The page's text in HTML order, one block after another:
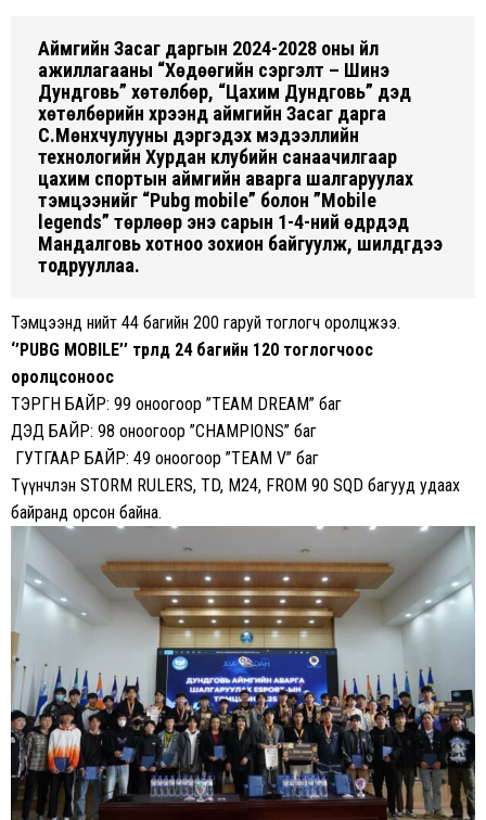
Аймгийн Засаг даргын 2024-2028 оны үйл
ажиллагааны “Хөдөөгийн сэргэлт – Шинэ
Дундговь” хөтөлбөр, “Цахим Дундговь” дэд
хөтөлбөрийн хүрээнд аймгийн Засаг дарга
С.Мөнхчулууны дэргэдэх мэдээллийн
технологийн Хурдан клубийн санаачилгаар
цахим спортын аймгийн аварга шалгаруулах
тэмцээнийг “Pubg mobile” болон ”Mobile
legends” төрлөөр энэ сарын 1-4-ний өдрүүдэд
Мандалговь хотноо зохион байгуулж, шилдгүүдээ
тодрууллаа.
Тэмцээнд нийт 44 багийн 200 гаруй тоглогч оролцжээ.
‘’PUBG MOBILE’’ төрөлд 24 багийн 120 тоглогчоос
оролцсоноос
ТЭРГҮҮН БАЙР: 99 оноогоор ”TEAM DREAM” баг
ДЭД БАЙР: 98 оноогоор ”CHAMPIONS” баг
ГУТГААР БАЙР: 49 оноогоор ”TEAM V” баг
Түүнчлэн STORM RULERS, TD, M24, FROM 90 SQD багууд удаах
байранд орсон байна.